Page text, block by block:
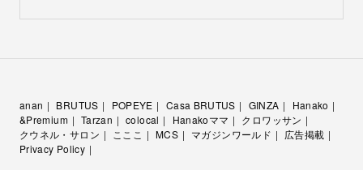
anan BRUTUS POPEYE Casa BRUTUS GINZA
Hanako
&Premium
Tarzan colocal Hanakoママ
クロワッサン
クウネル・サロン
こここ MCS マガジンワールド
広告掲載
Privacy Policy